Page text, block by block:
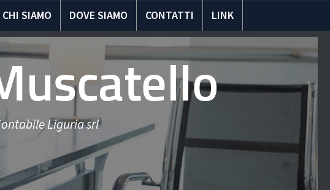
CHI SIAMO DOVE SIAMO CONTATTI LINK
Liguria srl